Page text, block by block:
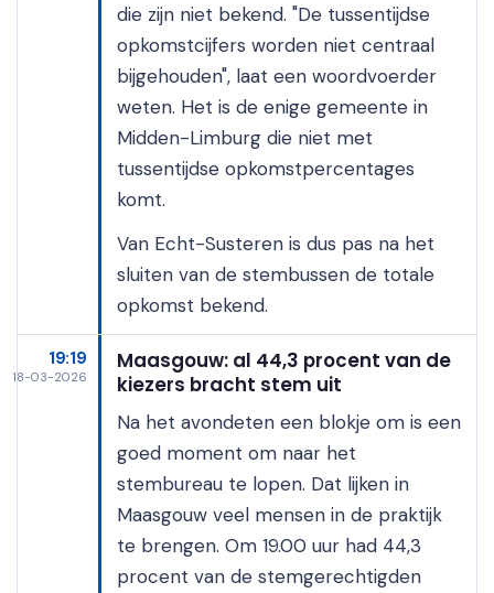
die zijn niet bekend. "De tussentijdse
opkomstcijfers worden niet centraal
bijgehouden", laat een woordvoerder
weten. Het is de enige gemeente in
Midden-Limburg die niet met
tussentijdse opkomstpercentages
komt.
Van Echt-Susteren is dus pas na het
sluiten van de stembussen de totale
opkomst bekend.
19:19
18-03-2026
Maasgouw: al 44,3 procent van de
kiezers bracht stem uit
Na het avondeten een blokje om is een
goed moment om naar het
stembureau te lopen. Dat lijken in
Maasgouw veel mensen in de praktijk
te brengen. Om 19.00 uur had 44,3
procent van de stemgerechtigden